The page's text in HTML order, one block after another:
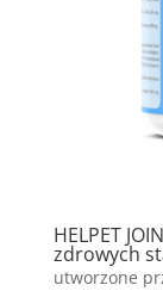
HELPET
zdrowych
utworzone